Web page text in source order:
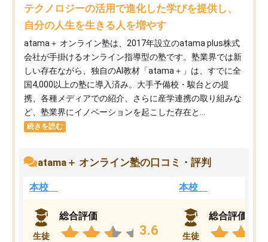
テクノロジーの活用で進化した学びを提供し、
自分の人生を生きる人を増やす
atama＋ オンライン塾は、2017年設立のatama plus株式
会社が手掛けるオンライン指導型の塾です。塾業界では新
しい存在ながら、独自のAI教材「atama＋」は、すでに全
国4,000以上の塾に導入済み。大手予備校・駿台との提
携、各種メディアでの紹介、さらに産学連携の取り組みな
ど、塾業界にイノベーションを起こした存在と...
続きを読む
atama＋ オンライン塾の口コミ・評判
本校
生徒
総合評価
3.6
本校
生徒
総合評価